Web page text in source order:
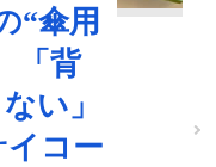
“傘用
「背
い」
イコー